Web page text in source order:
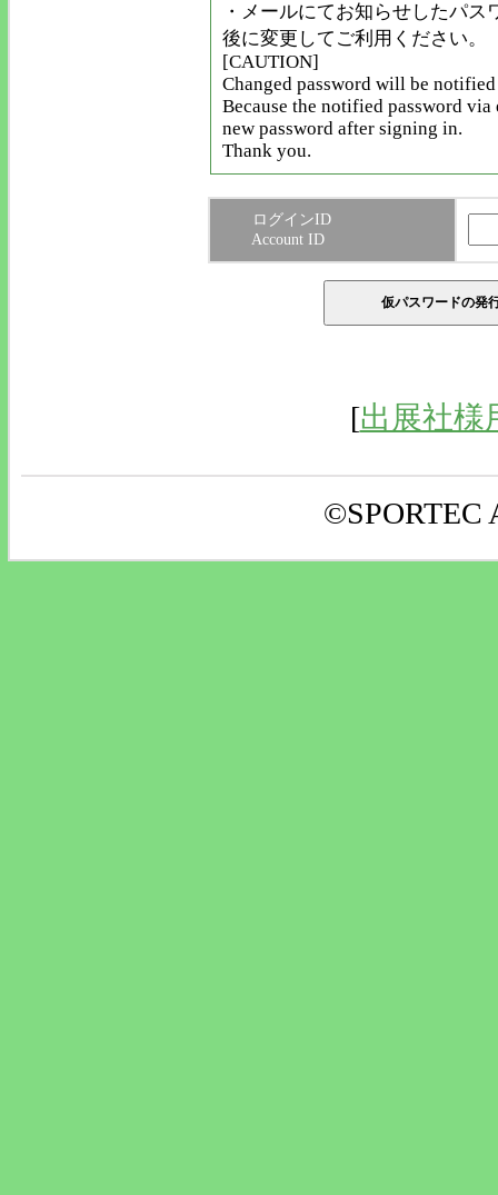
・メールにてお知らせしたパ
後に変更してご利用ください。
[CAUTION]
Changed password will be
Because the notified password
new password after signing in.
Thank you.
ログインID
Account ID
[出展社様
©SPORTEC